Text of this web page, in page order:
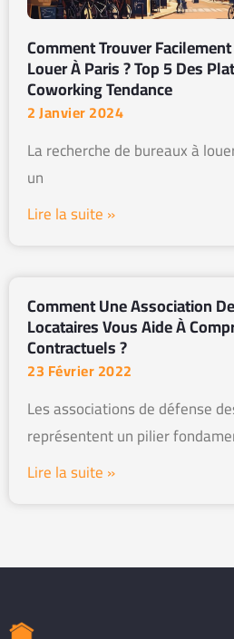
Comment Trouver
Louer À Paris ? Top 5 Des
Coworking Tendance
2 Janvier 2024
La recherche de bureaux à
un
Lire la suite »
Comment Une Association
Locataires Vous Aide À
Contractuels ?
23 Février 2022
Les associations de défense
représentent un pilier
Lire la suite »